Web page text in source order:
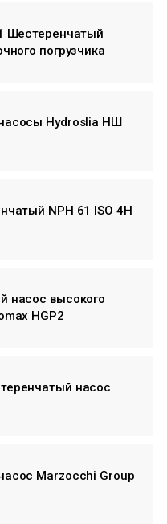
Шестеренчатый
погрузчика
Hydroslia НШ
NPH 61 ISO 4H
насос высокого
HGP2
насос
Marzocchi Group